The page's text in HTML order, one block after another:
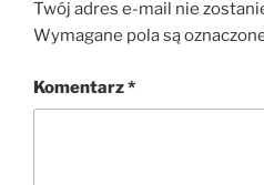
Twój adres e-mail nie
Wymagane pola są
Komentarz*